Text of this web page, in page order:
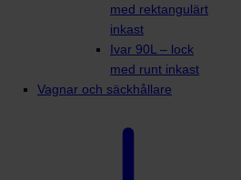
med rektangulärt
inkast
Ivar 90L – lock
med runt inkast
Vagnar och säckhållare